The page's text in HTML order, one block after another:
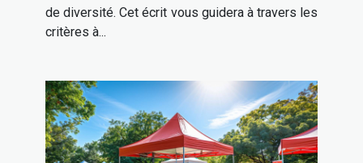
de diversité. Cet écrit vous guidera à travers les
critères à...